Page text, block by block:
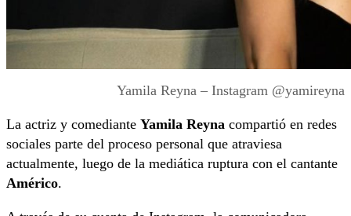
Yamila Reyna – Instagram @yamireyna
La actriz y comediante Yamila Reyna compartió en redes
sociales parte del proceso personal que atraviesa
actualmente, luego de la mediática ruptura con el cantante
Américo.